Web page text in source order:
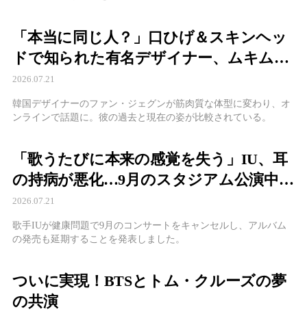
「本当に同じ人？」口ひげ＆スキンヘッ
ドで知られた有名デザイナー、ムキムキ
の“別人姿”に衝撃
2026.07.21
韓国デザイナーのファン・ジェグンが筋肉質な体型に変わり、オ
ンラインで話題に。彼の過去と現在の姿が比較されている。
「歌うたびに本来の感覚を失う」IU、耳
の持病が悪化…9月のスタジアム公演中
止、6thアルバムも発売延期へ
2026.07.21
歌手IUが健康問題で9月のコンサートをキャンセルし、アルバム
の発売も延期することを発表しました。
ついに実現！BTSとトム・クルーズの夢
の共演